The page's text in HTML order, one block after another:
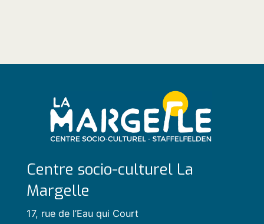
Centre socio-culturel La
Margelle
17, rue de l’Eau qui Court